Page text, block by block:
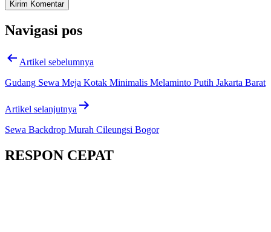
Navigasi pos
Artikel sebelumnya
Gudang Sewa Meja Kotak Minimalis Melaminto Putih Jakarta Barat
Artikel selanjutnya
Sewa Backdrop Murah Cileungsi Bogor
RESPON CEPAT